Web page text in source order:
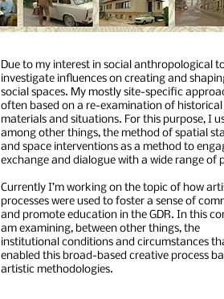
Due to my interest in social anthropological
investigate influences on creating and
social spaces. My mostly site-specific
often based on a re-examination of historical
materials and situations. For this purpose, I
among other things, the method of spatial
and space interventions as a method to
exchange and dialogue with a wide range of
Currently I’m working on the topic of how
processes were used to foster a sense of
and promote education in the GDR. In this
am examining, between other things, the
institutional conditions and circumstances
enabled this broad-based creative process
artistic methodologies.